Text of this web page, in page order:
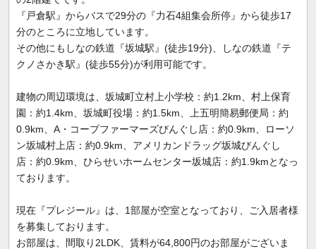
『戸倉駅』からバスで29分の『力石4組集会所停』から徒歩17
分のところに立地しています。
その他にもしなの鉄道『坂城駅』(徒歩19分)、しなの鉄道『テ
クノさかき駅』(徒歩55分)が利用可能です。
建物の周辺環境は、坂城町立村上小学校：約1.2km、村上保育
園：約1.4km、坂城町役場：約1.5km、上五明簡易郵便局：約
0.9km、A・コープファーマーズびんぐし店：約0.9km、ローソ
ン坂城村上店：約0.9km、アメリカンドラッグ坂城びんぐし
店：約0.9km、ひらせいホームセンター坂城店：約1.9kmとなっ
ております。
現在『プレジール』は、1部屋が空室となっており、ご入居者様
を募集しております。
お部屋は、間取り2LDK、賃料が64,800円のお部屋がございま